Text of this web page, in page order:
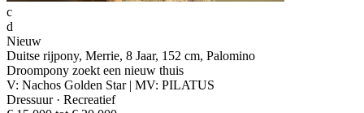
c
d
Nieuw
Duitse rijpony, Merrie, 8 Jaar, 152 cm, Palomino
Droompony zoekt een nieuw thuis
V: Nachos Golden Star | MV: PILATUS
Dressuur · Recreatief